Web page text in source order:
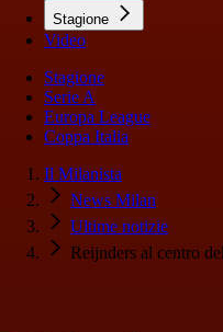
Stagione
Video
Stagione
Serie A
Europa League
Coppa Italia
Il Milanista
News Milan
Ultime notizie
Reijnders al centro